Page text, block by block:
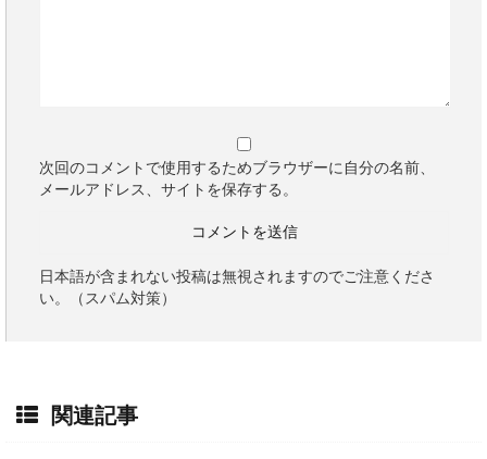
次回のコメントで使用するためブラウザーに自分の名前、
メールアドレス、サイトを保存する。
日本語が含まれない投稿は無視されますのでご注意くださ
い。（スパム対策）
関連記事